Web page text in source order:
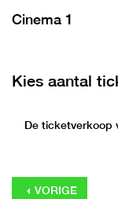
Cinema 1
Kies aantal
De ticketverkoop
VORIGE